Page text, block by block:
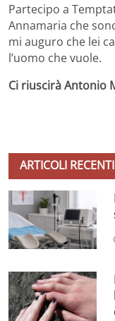
Partecipo a
Annamaria che
mi auguro che lei
l’uomo che vuole.
Ci riuscirà Antonio
ARTICOLI RECENTI